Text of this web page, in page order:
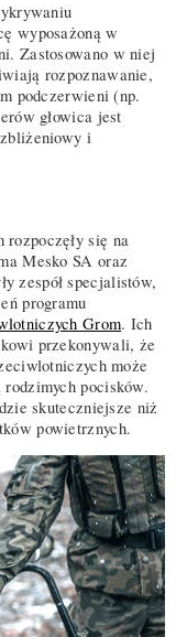
wyposażoną w
Zastosowano w niej
rozpoznawanie,
podczerwieni (np.
głowica jest
i
rozpoczęły się na
Mesko SA oraz
zespół specjalistów,
programu
Grom. Ich
przekonywali, że
może
pocisków.
skuteczniejsze niż
powietrznych.